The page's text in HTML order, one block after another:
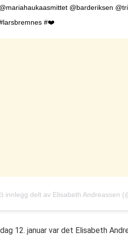
@mariahaukaasmittet @barderiksen
#❤️
innlegg delt av Elisabeth Andreassen
12. januar var det Elisabeth